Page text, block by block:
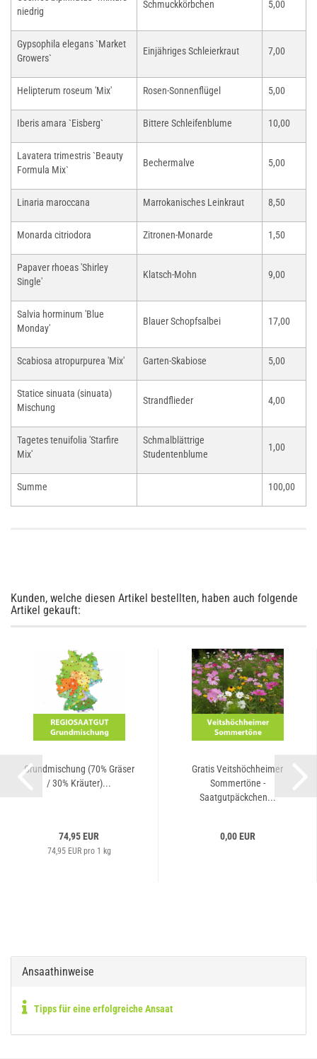
niedrig
Schmuckkörbchen 5,00
Gypsophila elegans `Market
Growers`
Einjähriges Schleierkraut 7,00
Helipterum roseum 'Mix' Rosen-Sonnenflügel 5,00
Iberis amara `Eisberg` Bittere Schleifenblume 10,00
Lavatera trimestris `Beauty
Formula Mix`
Bechermalve 5,00
Linaria maroccana Marrokanisches Leinkraut 8,50
Monarda citriodora Zitronen-Monarde 1,50
Papaver rhoeas 'Shirley
Single'
Klatsch-Mohn 9,00
Salvia horminum 'Blue
Monday'
Blauer Schopfsalbei 17,00
Scabiosa atropurpurea 'Mix' Garten-Skabiose 5,00
Statice sinuata (sinuata)
Mischung
Strandflieder 4,00
Tagetes tenuifolia 'Starfire
Mix'
Schmalblättrige
Studentenblume
1,00
Summe 100,00
Kunden, welche diesen Artikel bestellten, haben auch folgende
Artikel gekauft:
Grundmischung (70% Gräser
/ 30% Kräuter)...
74,95 EUR
74,95 EUR pro 1 kg
Gratis Veitshöchheimer
Sommertöne -
Saatgutpäckchen...
0,00 EUR
Ansaathinweise
Tipps für eine erfolgreiche Ansaat